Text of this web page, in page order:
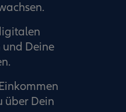
Deine
über Dein